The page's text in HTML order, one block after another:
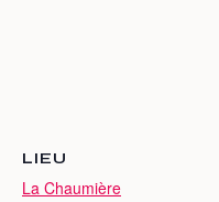
LIEU
La Chaumière